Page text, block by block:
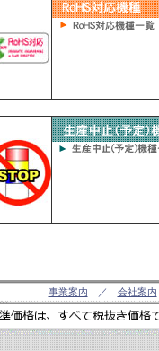
事業案内 ／ 会社案内